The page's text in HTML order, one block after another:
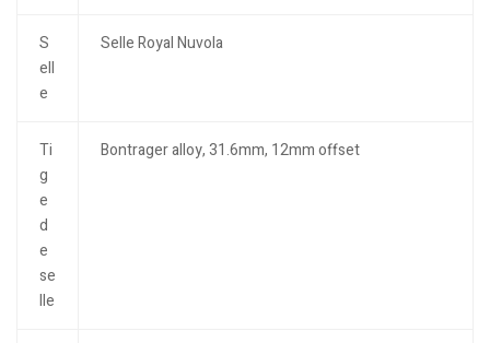
S
ell
e
Selle Royal Nuvola
Ti
g
e
d
e
se
lle
Bontrager alloy, 31.6mm, 12mm offset